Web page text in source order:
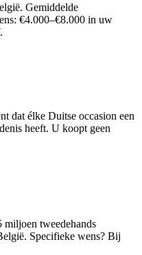
Gemiddelde
€4.000–€8.000 in uw
dat élke Duitse occasion een
heeft. U koopt geen
miljoen tweedehands
Specifieke wens? Bij